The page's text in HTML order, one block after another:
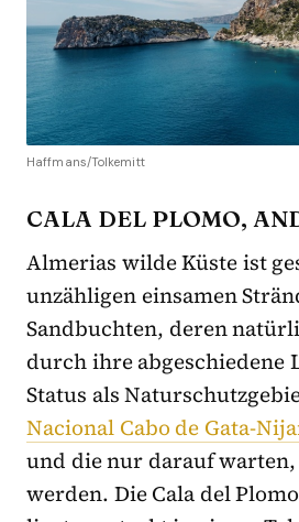
Haffmans/Tolkemitt
CALA DEL PLOMO,
Almerias wilde Küste ist
unzähligen einsamen
Sandbuchten, deren
durch ihre abgeschiedene
Status als
Nacional Cabo de Gata-
und die nur darauf
werden. Die Cala del